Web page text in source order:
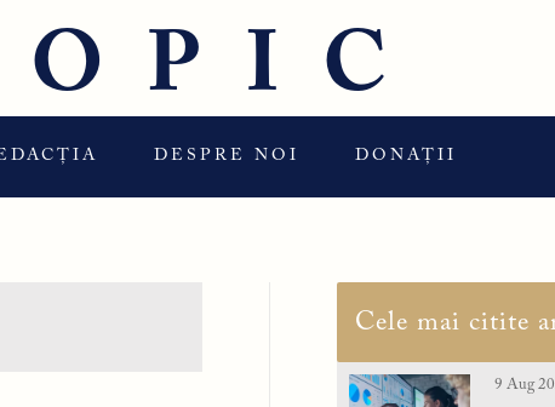
DESPRE NOI DONAȚII
Cele mai citite
9 Aug